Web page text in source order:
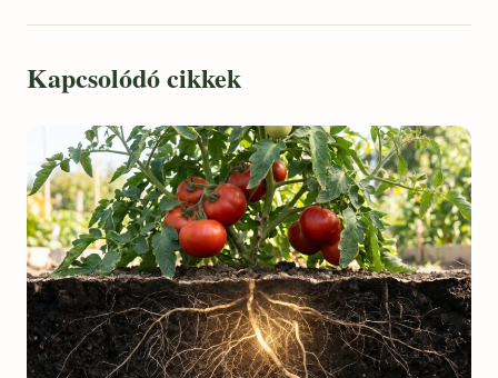
Kapcsolódó cikkek